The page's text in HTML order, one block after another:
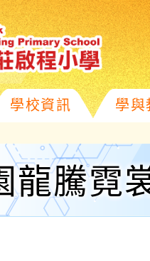
學校資訊 學與
龍騰霓